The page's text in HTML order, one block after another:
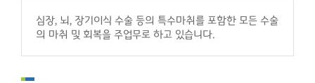
심장, 뇌, 장기이식 수술 등의 특수마취를 포함한 모든 수술
의 마취 및 회복을 주업무로 하고 있습니다.